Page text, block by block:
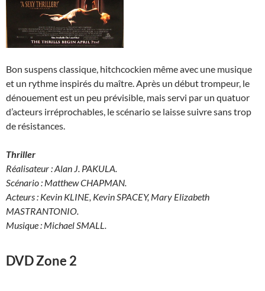
Bon suspens classique, hitchcockien même avec une musique
et un rythme inspirés du maître. Après un début trompeur, le
dénouement est un peu prévisible, mais servi par un quatuor
d’acteurs irréprochables, le scénario se laisse suivre sans trop
de résistances.
Thriller
Réalisateur : Alan J. PAKULA.
Scénario : Matthew CHAPMAN.
Acteurs : Kevin KLINE, Kevin SPACEY, Mary Elizabeth
MASTRANTONIO.
Musique : Michael SMALL.
DVD Zone 2